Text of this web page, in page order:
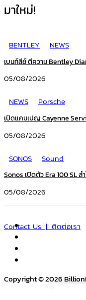
มาใหม่!
BENTLEY NEWS
เบนท์ลีย์ ตีความ Bentley
05/08/2026
NEWS
Porsche
เปิดแคมเปญ Cayenne
05/08/2026
SONOS
Sound
Sonos เปิดตัว Era 100 SL
05/08/2026
Contact Us | ติดต่อเรา
Copyright © 2026